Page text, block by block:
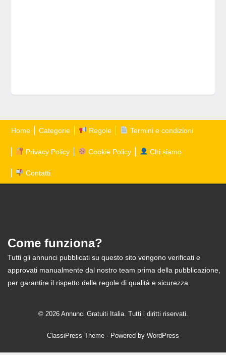
Home Categorie Regole Termini e condizioni
Privacy Policy Cookie Policy Chi siamo
Contatti
Come funziona?
Tutti gli annunci pubblicati su questo sito vengono verificati e
approvati manualmente dal nostro team prima della pubblicazione,
per garantire il rispetto delle regole di qualità e sicurezza.
© 2026 Annunci Gratuiti Italia. Tutti i diritti riservati.
ClassiPress Theme - Powered by WordPress